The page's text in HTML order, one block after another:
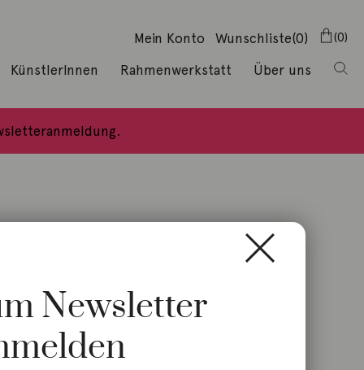
Mein Konto (0)
Wunschliste 0
KünstlerInnen Rahmenwerkstatt Über uns
Newsletter